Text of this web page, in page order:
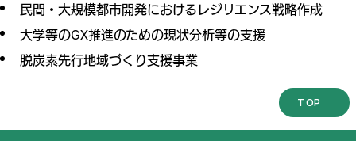
民間・大規模都市開発におけるレジリエンス戦略作成
大学等のGX推進のための現状分析等の支援
脱炭素先行地域づくり支援事業
TOP